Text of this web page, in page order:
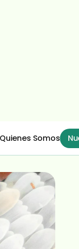
Quienes Somos